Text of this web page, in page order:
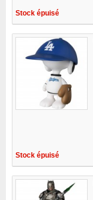
Stock épuisé
Stock épuisé